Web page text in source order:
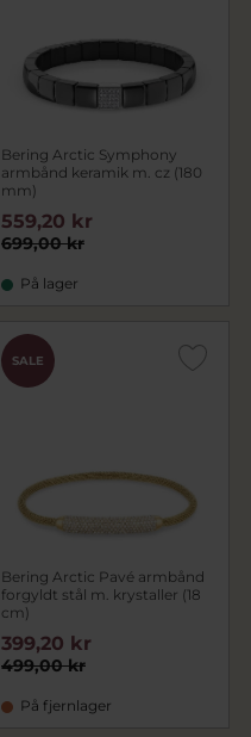
Bering Arctic Symphony
armbånd keramik m. cz (180
mm)
699,00 kr
559,20 kr
På lager
SALE
Bering Arctic Pavé armbånd
forgyldt stål m. krystaller (18
cm)
499,00 kr
399,20 kr
På fjernlager